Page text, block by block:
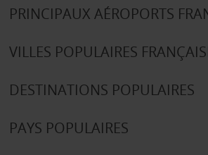
PRINCIPAUX AÉROPORTS
VILLES POPULAIRES
DESTINATIONS POPULAIRES
PAYS POPULAIRES